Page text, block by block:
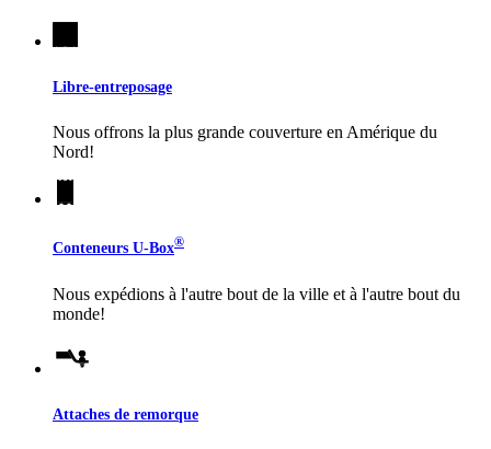
Libre-entreposage
Nous offrons la plus grande couverture en Amérique du
Nord!
Conteneurs U-Box®
Nous expédions à l'autre bout de la ville et à l'autre bout du
monde!
Attaches de remorque